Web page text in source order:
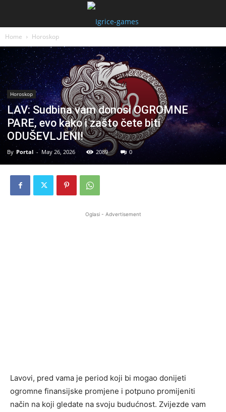
Home Horoskop
Horoskop
LAV: Sudbina vam donosi OGROMNE
PARE, evo kako i zašto čete biti
ODUŠEVLJENI!
By Portal - May 26, 2026 2089 0
Oglasi - Advertisement
Lavovi, pred vama je period koji bi mogao donijeti
ogromne finansijske promjene i potpuno promijeniti
način na koji gledate na svoju budućnost. Zvijezde vam